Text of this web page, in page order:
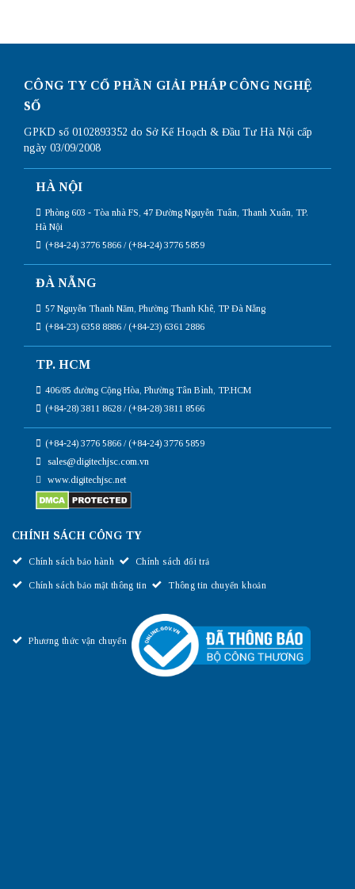
nhất
CÔNG TY CỔ PHẦN GIẢI PHÁP CÔNG NGHỆ
SỐ
GPKD số 0102893352 do Sở Kế Hoạch & Đầu Tư Hà Nội cấp
ngày 03/09/2008
HÀ NỘI
Phòng 603 - Tòa nhà FS, 47 Đường Nguyễn Tuân, Thanh Xuân, TP.
Hà Nội
(+84-24) 3776 5866 / (+84-24) 3776 5859
ĐÀ NẴNG
57 Nguyễn Thanh Năm, Phường Thanh Khê, TP Đà Nẵng
(+84-23) 6358 8886 / (+84-23) 6361 2886
TP. HCM
406/85 đường Cộng Hòa, Phường Tân Bình, TP.HCM
(+84-28) 3811 8628 / (+84-28) 3811 8566
(+84-24) 3776 5866 / (+84-24) 3776 5859
sales@digitechjsc.com.vn
www.digitechjsc.net
CHÍNH SÁCH CÔNG TY
Chính sách bảo hành Chính sách đổi trả
Chính sách bảo mật thông tin Thông tin chuyển khoản
Phương thức vận chuyển